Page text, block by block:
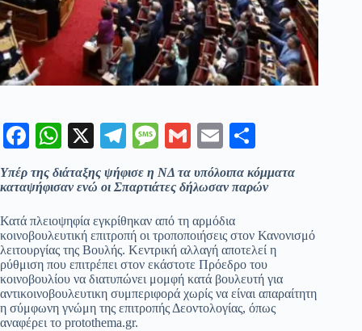
Fa
bo
ok
W
ha
ts
A
pp
X
Te
le
gr
a
m
M
es
sa
ge
G
ail
E
ail
οι
ρ
στ
εί
τε
Υπέρ της διάταξης ψήφισε η ΝΔ τα υπόλοιπα κόμματα
καταψήφισαν ενώ οι Σπαρτιάτες δήλωσαν παρών
Κατά πλειοψηφία εγκρίθηκαν από τη αρμόδια
κοινοβουλευτική επιτροπή οι τροποποιήσεις στον Κανονισμό
λειτουργίας της Βουλής. Κεντρική αλλαγή αποτελεί η
ρύθμιση που επιτρέπει στον εκάστοτε Πρόεδρο του
κοινοβουλίου να διατυπώνει μομφή κατά βουλευτή για
αντικοινοβουλευτικη συμπεριφορά χωρίς να είναι απαραίτητη
η σύμφωνη γνώμη της επιτροπής Δεοντολογίας, όπως
αναφέρει το protothema.gr.